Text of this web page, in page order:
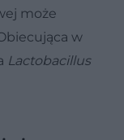
może
w
Lactobacillus